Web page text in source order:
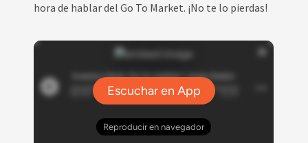
hora de hablar del Go To Market. ¡No te lo pierdas!